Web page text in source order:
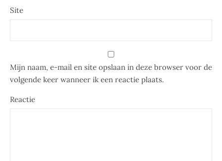
Site
Mijn naam, e-mail en site opslaan in deze browser voor de
volgende keer wanneer ik een reactie plaats.
Reactie